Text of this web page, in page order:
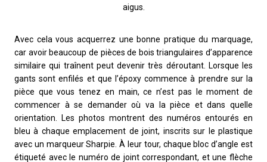
aigus.
Avec cela vous acquerrez une bonne pratique du marquage,
car avoir beaucoup de pièces de bois triangulaires d’apparence
similaire qui traînent peut devenir très déroutant. Lorsque les
gants sont enfilés et que l’époxy commence à prendre sur la
pièce que vous tenez en main, ce n’est pas le moment de
commencer à se demander où va la pièce et dans quelle
orientation. Les photos montrent des numéros entourés en
bleu à chaque emplacement de joint, inscrits sur le plastique
avec un marqueur Sharpie. À leur tour, chaque bloc d’angle est
étiqueté avec le numéro de joint correspondant, et une flèche